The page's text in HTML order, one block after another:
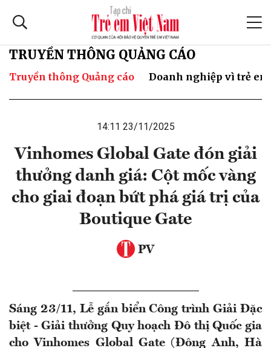
TRUYỀN THÔNG QUẢNG CÁO
Truyền thông Quảng cáo Doanh nghiệp vì trẻ em
14:11 23/11/2025
Vinhomes Global Gate đón giải
thưởng danh giá: Cột mốc vàng
cho giai đoạn bứt phá giá trị của
Boutique Gate
PV
Sáng 23/11, Lễ gắn biển Công trình Giải Đặc
biệt - Giải thưởng Quy hoạch Đô thị Quốc gia
cho Vinhomes Global Gate (Đông Anh, Hà